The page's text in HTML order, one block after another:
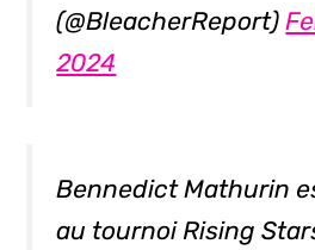
(@BleacherReport)
2024
Bennedict Mathurin
au tournoi Rising